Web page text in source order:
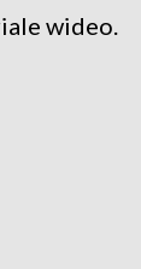
wideo.